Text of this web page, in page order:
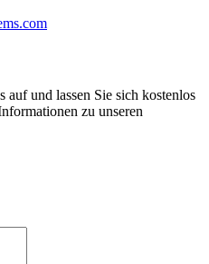
und lassen Sie sich kostenlos
zu unseren